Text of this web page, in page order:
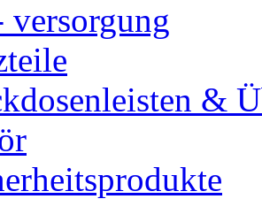
versorgung
&